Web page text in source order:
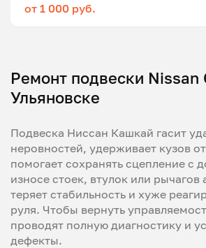
от 1 000 руб.
Ремонт подвески Nissan
Ульяновске
Подвеска Ниссан Кашкай гасит
неровностей, удерживает кузов
помогает сохранять сцепление с
износе стоек, втулок или рычагов
теряет стабильность и хуже
руля. Чтобы вернуть
проводят полную диагностику и
дефекты.